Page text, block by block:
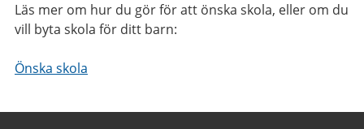
Läs mer om hur du gör för att önska skola, eller om du
vill byta skola för ditt barn:
Önska skola